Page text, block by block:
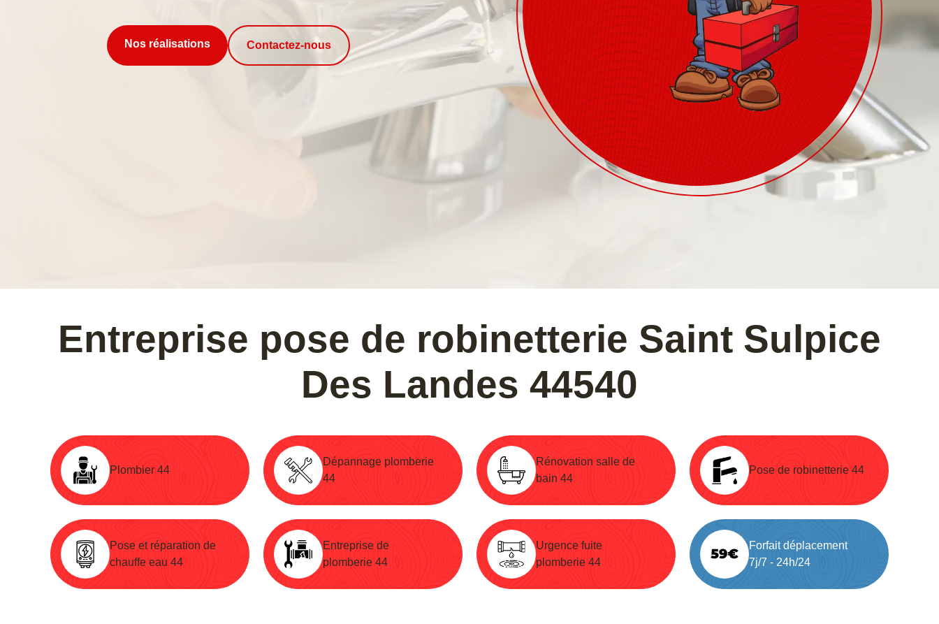
Nos réalisations Contactez-nous
Entreprise pose de robinetterie Saint Sulpice
Des Landes 44540
Plombier 44
Dépannage plomberie
44
Rénovation salle de
bain 44
Pose de robinetterie 44
Pose et réparation de
chauffe eau 44
Entreprise de
plomberie 44
Urgence fuite
plomberie 44
Forfait déplacement
7j/7 - 24h/24